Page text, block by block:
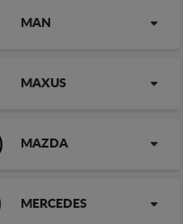
MAN
MAXUS
MAZDA
MERCEDES